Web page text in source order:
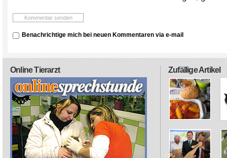
Benachrichtige mich bei neuen Kommentaren via e-mail
Zufällige Artikel
Online Tierarzt